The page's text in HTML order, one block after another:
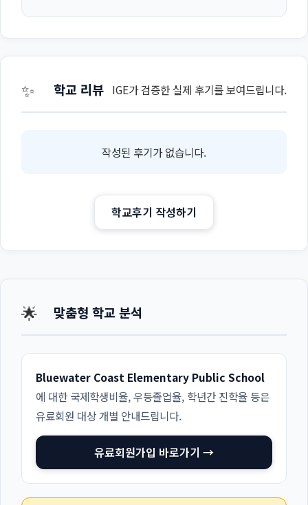
✨ 학교 리뷰 IGE가 검증한 실제 후기를 보여드립니다.
작성된 후기가 없습니다.
학교후기 작성하기
🌟 맞춤형 학교 분석
Bluewater Coast Elementary Public School
에 대한 국제학생비율, 우등졸업율, 학년간 진학율 등은
유료회원 대상 개별 안내드립니다.
유료회원가입 바로가기 →